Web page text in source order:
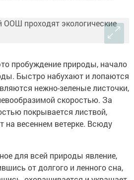
пробуждение природы, начало
Быстро набухают и лопаются
нежно-зеленые листочки,
скоростью. За
покрывается листвой,
на весеннем ветерке. Всюду
для всей природы явление,
от долгого и ленного сна,